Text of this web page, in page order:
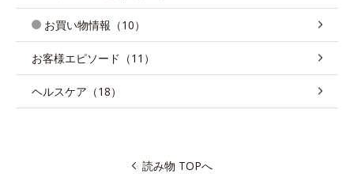
お買い物情報（10）
お客様エピソード（11）
ヘルスケア（18）
読み物 TOPへ